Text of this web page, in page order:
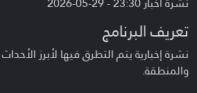
تعريف البرنامج
نشرة إخبارية يتم التطرق فيها لأبرز
والمنطقة.